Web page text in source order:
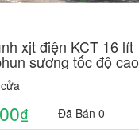
xịt điện KCT 16 lít
sương tốc độ cao
dịch
₫ Đã Bán 0